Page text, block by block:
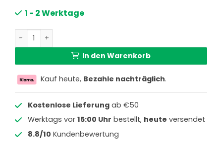
1 - 2 Werktage
Wiederaufladbare LED-Außentischlampe dimmbar
In den Warenkorb
Kauf heute, Bezahle nachträglich.
Kostenlose Lieferungab €50
Werktags vor 15:00 Uhr bestellt, heute versendet
8.8/10 Kundenbewertung